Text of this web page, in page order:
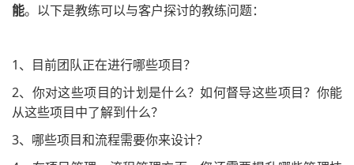
能。以下是教练可以与客户探讨的教练问题：
1、目前团队正在进行哪些项目？
2、你对这些项目的计划是什么？如何督导这些项目？你能
从这些项目中了解到什么？
3、哪些项目和流程需要你来设计？